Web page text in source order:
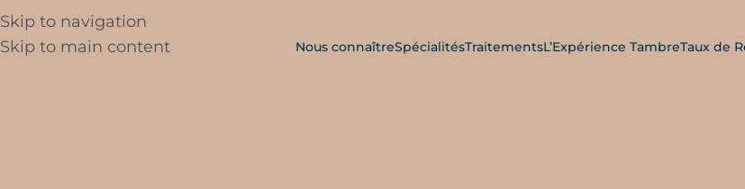
Skip to navigation
Skip to main content
Nous connaîtreSpécialitésTraitementsL’Expérience TambreTaux de